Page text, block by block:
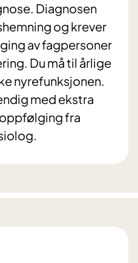
Diagnosen
og krever
av fagpersoner
Du må til årlige
nyrefunksjonen.
med ekstra
fra